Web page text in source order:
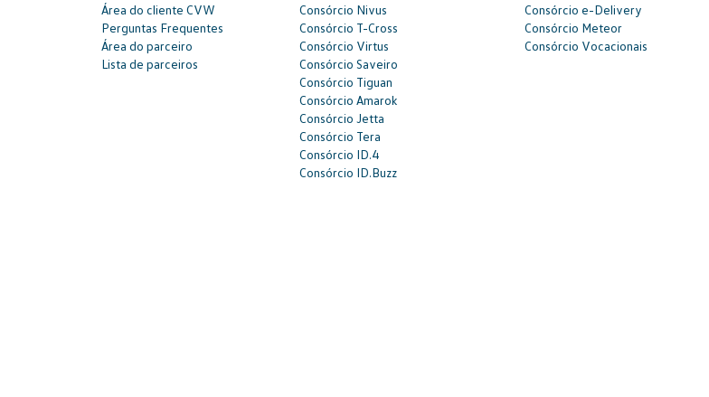
Área do cliente CVW
Perguntas Frequentes
Área do parceiro
Lista de parceiros
Consórcio Nivus
Consórcio T-Cross
Consórcio Virtus
Consórcio Saveiro
Consórcio Tiguan
Consórcio Amarok
Consórcio Jetta
Consórcio Tera
Consórcio ID.4
Consórcio ID.Buzz
Consórcio e-Delivery
Consórcio Meteor
Consórcio Vocacionais